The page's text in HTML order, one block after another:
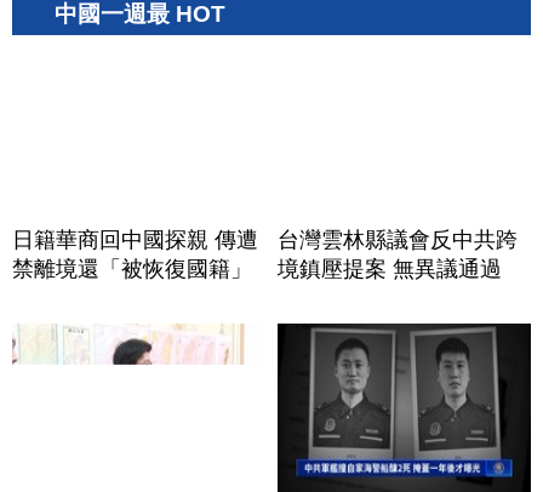
中國一週最 HOT
日籍華商回中國探親 傳遭
禁離境還「被恢復國籍」
台灣雲林縣議會反中共跨
境鎮壓提案 無異議通過